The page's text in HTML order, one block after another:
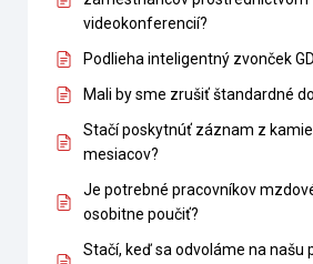
videokonferencií?
Podlieha inteligentný zvonček
Mali by sme zrušiť štandardné
Stačí poskytnúť záznam z
mesiacov?
Je potrebné pracovníkov
osobitne poučiť?
Stačí, keď sa odvoláme na našu